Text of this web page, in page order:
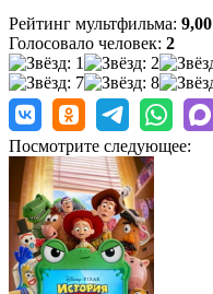
Рейтинг мультфильма: 9,00
Голосовало человек: 2
Посмотрите следующее: